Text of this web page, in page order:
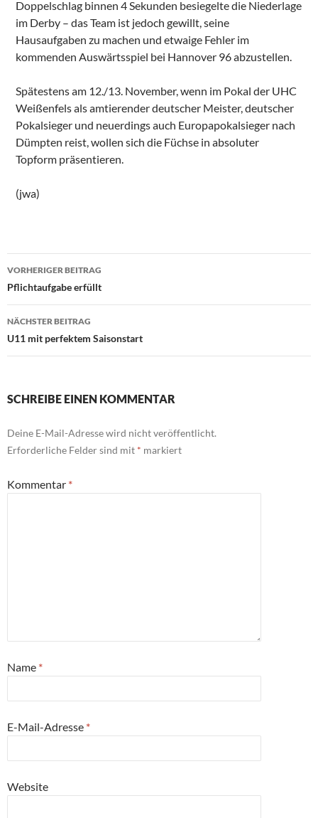
Doppelschlag binnen 4 Sekunden besiegelte die Niederlage
im Derby – das Team ist jedoch gewillt, seine
Hausaufgaben zu machen und etwaige Fehler im
kommenden Auswärtsspiel bei Hannover 96 abzustellen.
Spätestens am 12./13. November, wenn im Pokal der UHC
Weißenfels als amtierender deutscher Meister, deutscher
Pokalsieger und neuerdings auch Europapokalsieger nach
Dümpten reist, wollen sich die Füchse in absoluter
Topform präsentieren.
(jwa)
Beitragsnavigation
VORHERIGER BEITRAG
Pflichtaufgabe erfüllt
NÄCHSTER BEITRAG
U11 mit perfektem Saisonstart
SCHREIBE EINEN KOMMENTAR
Deine E-Mail-Adresse wird nicht veröffentlicht.
Erforderliche Felder sind mit * markiert
Kommentar *
Name *
E-Mail-Adresse *
Website